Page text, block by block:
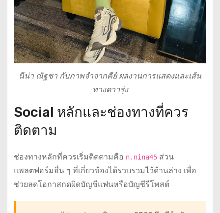
นีน่า ณัฐชา กับภาพจำจากคีย์ ผลงานการแสดงและเส้น
ทางดาวรุ่ง
Social หลักและช่องทางที่ควร
ติดตาม
ช่องทางหลักที่ควรเริ่มติดตามคือ n.nina45ส่วน
แพลตฟอร์มอื่น ๆ ที่เกี่ยวข้องได้รวบรวมไว้ด้านล่าง เพื่อ
ช่วยลดโอกาสกดผิดบัญชีแฟนหรือบัญชีรีโพสต์